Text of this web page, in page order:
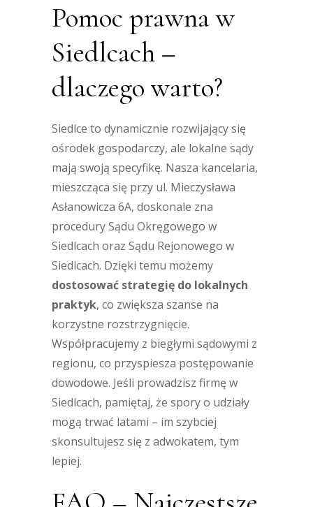
Pomoc prawna w
Siedlcach –
dlaczego warto?
Siedlce to dynamicznie rozwijający się
ośrodek gospodarczy, ale lokalne sądy
mają swoją specyfikę. Nasza kancelaria,
mieszcząca się przy ul. Mieczysława
Asłanowicza 6A, doskonale zna
procedury Sądu Okręgowego w
Siedlcach oraz Sądu Rejonowego w
Siedlcach. Dzięki temu możemy
dostosować strategię do lokalnych
praktyk, co zwiększa szanse na
korzystne rozstrzygnięcie.
Współpracujemy z biegłymi sądowymi z
regionu, co przyspiesza postępowanie
dowodowe. Jeśli prowadzisz firmę w
Siedlcach, pamiętaj, że spory o udziały
mogą trwać latami – im szybciej
skonsultujesz się z adwokatem, tym
lepiej.